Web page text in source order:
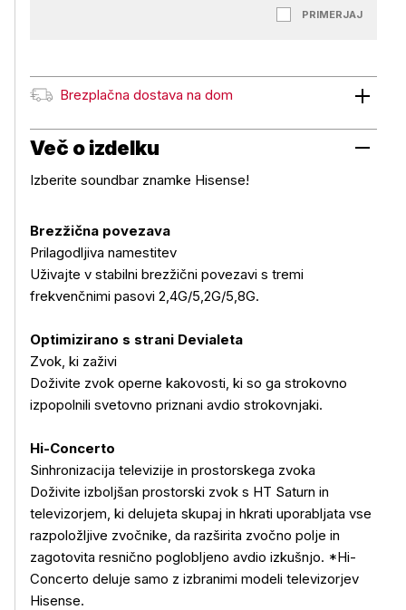
PRIMERJAJ
Brezplačna dostava na dom
Brezplačna dostava na dom
Več o izdelku
Izberite soundbar znamke Hisense!
Brezžična povezava
Prilagodljiva namestitev
Uživajte v stabilni brezžični povezavi s tremi
frekvenčnimi pasovi 2,4G/5,2G/5,8G.
Optimizirano s strani Devialeta
Zvok, ki zaživi
Doživite zvok operne kakovosti, ki so ga strokovno
izpopolnili svetovno priznani avdio strokovnjaki.
Hi-Concerto
Sinhronizacija televizije in prostorskega zvoka
Doživite izboljšan prostorski zvok s HT Saturn in
televizorjem, ki delujeta skupaj in hkrati uporabljata vse
razpoložljive zvočnike, da razširita zvočno polje in
zagotovita resnično poglobljeno avdio izkušnjo. *Hi-
Concerto deluje samo z izbranimi modeli televizorjev
Hisense.